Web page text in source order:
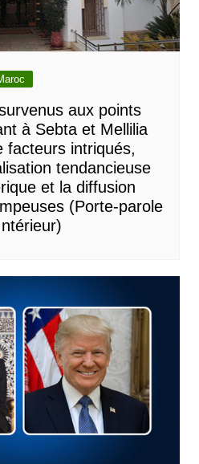
aux points
à Sebta et Mellilia
facteurs intriqués,
tendancieuse
et la diffusion
(Porte-parole